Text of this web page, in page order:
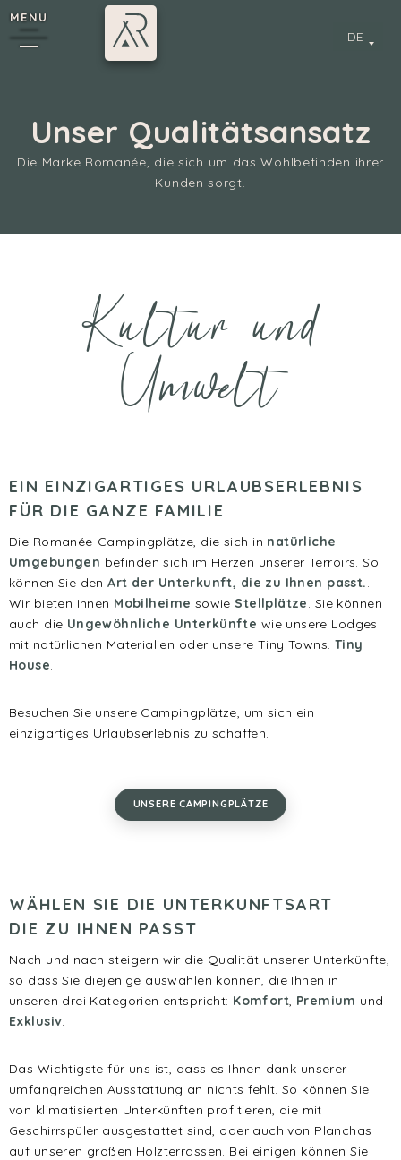
MENU
DE
Unser Qualitätsansatz
Die Marke Romanée, die sich um das Wohlbefinden ihrer
Kunden sorgt.
Kultur und
Umwelt
EIN EINZIGARTIGES URLAUBSERLEBNIS
FÜR DIE GANZE FAMILIE
Die Romanée-Campingplätze, die sich in natürliche
Umgebungen befinden sich im Herzen unserer Terroirs. So
können Sie denArt der Unterkunft, die zu Ihnen passt..
Wir bieten Ihnen Mobilheime sowieStellplätze. Sie können
auch die Ungewöhnliche Unterkünfte wie unsere Lodges
mit natürlichen Materialien oder unsere Tiny Towns. Tiny
House.
Besuchen Sie unsere Campingplätze, um sich ein
einzigartiges Urlaubserlebnis zu schaffen.
UNSERE CAMPINGPLÄTZE
WÄHLEN SIE DIE UNTERKUNFTSART
DIE ZU IHNEN PASST
Nach und nach steigern wir die Qualität unserer Unterkünfte,
so dass Sie diejenige auswählen können, die Ihnen in
unseren drei Kategorien entspricht: Komfort Premium und
Exklusiv
Das Wichtigste für uns ist, dass es Ihnen dank unserer
umfangreichen Ausstattung an nichts fehlt. So können Sie
von klimatisierten Unterkünften profitieren, die mit
Geschirrspüler ausgestattet sind, oder auch von Planchas
auf unseren großen Holzterrassen. Bei einigen können Sie